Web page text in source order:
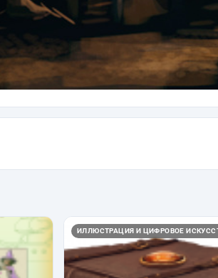
ИЛЛЮСТРАЦИЯ И ЦИФРОВОЕ